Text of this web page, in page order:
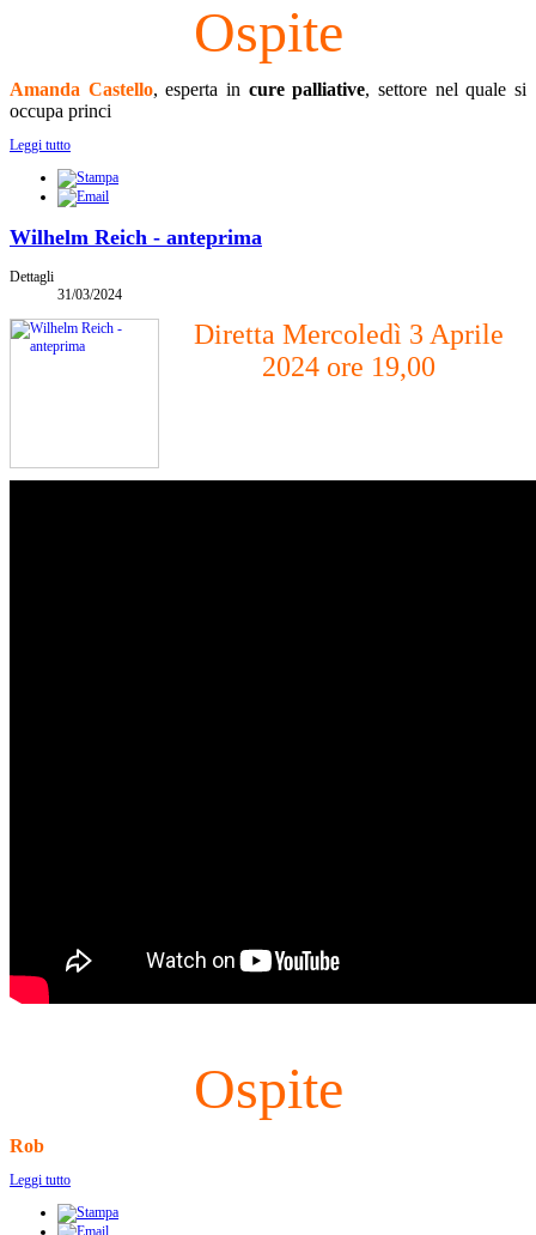
Ospite
Amanda Castello, esperta in cure palliative, settore nel quale si
occupa princi
Leggi tutto
Wilhelm Reich - anteprima
Dettagli
31/03/2024
Diretta Mercoledì 3 Aprile
2024 ore 19,00
Ospite
Rob
Leggi tutto